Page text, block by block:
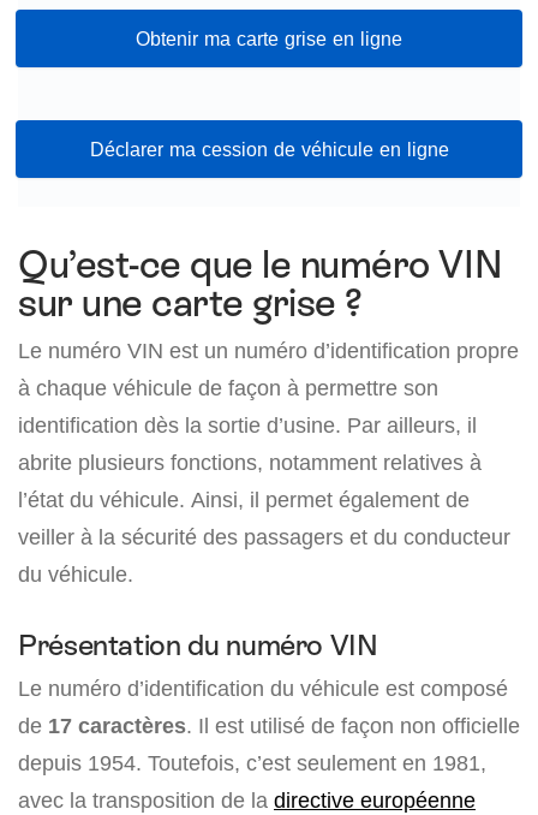
Obtenir ma carte grise en ligne
Déclarer ma cession de véhicule en ligne
Qu’est-ce que le numéro VIN
sur une carte grise ?
Le numéro VIN est un numéro d’identification propre
à chaque véhicule de façon à permettre son
identification dès la sortie d’usine. Par ailleurs, il
abrite plusieurs fonctions, notamment relatives à
l’état du véhicule. Ainsi, il permet également de
veiller à la sécurité des passagers et du conducteur
du véhicule.
Présentation du numéro VIN
Le numéro d’identification du véhicule est composé
de 17 caractères. Il est utilisé de façon non officielle
depuis 1954. Toutefois, c’est seulement en 1981,
avec la transposition de la directive européenne